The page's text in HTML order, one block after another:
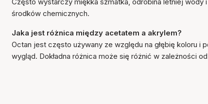
środków chemicznych.
Jaka jest różnica między acetatem a akrylem?
Octan jest często używany ze względu na głębię koloru
wygląd. Dokładna różnica może się różnić w zależności